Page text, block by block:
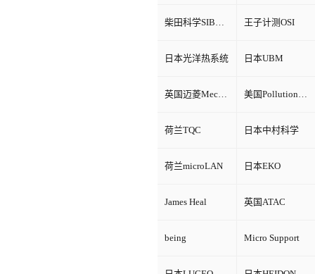
柴田科学SIBATA 王子计测OSI
日本光洋热系统 日本UBM
英国迈菱Mecmesin 美国Pollution Control Products
荷兰TQC 日本中村科学
荷兰microLAN 日本EKO
James Heal 英国ATAC
being Micro Support